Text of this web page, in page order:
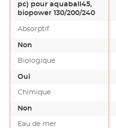
pc) pour aquaball45,
biopower 130/200/240
Absorptif
Non
Biologique
Oui
Chimique
Non
Eau de mer